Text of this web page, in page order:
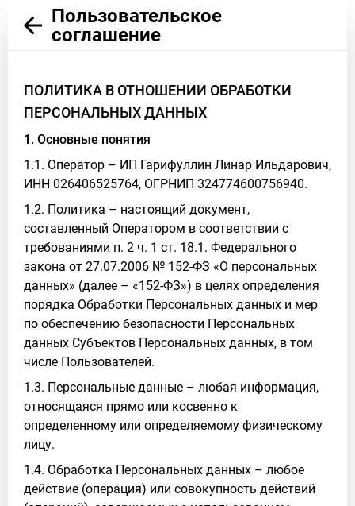
Пользовательское
соглашение
ПОЛИТИКА В ОТНОШЕНИИ ОБРАБОТКИ
ПЕРСОНАЛЬНЫХ ДАННЫХ
1. Основные понятия
1.1. Оператор – ИП Гарифуллин Линар Ильдарович,
ИНН 026406525764, ОГРНИП 324774600756940.
1.2. Политика – настоящий документ,
составленный Оператором в соответствии с
требованиями п. 2 ч. 1 ст. 18.1. Федерального
закона от 27.07.2006 № 152-ФЗ «О персональных
данных» (далее – «152-ФЗ») в целях определения
порядка Обработки Персональных данных и мер
по обеспечению безопасности Персональных
данных Субъектов Персональных данных, в том
числе Пользователей.
1.3. Персональные данные – любая информация,
относящаяся прямо или косвенно к
определенному или определяемому физическому
лицу.
1.4. Обработка Персональных данных – любое
действие (операция) или совокупность действий